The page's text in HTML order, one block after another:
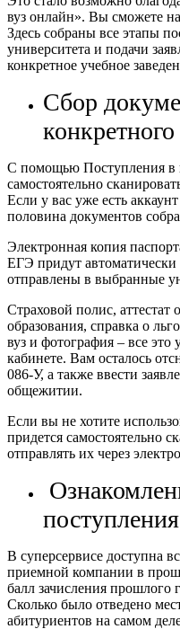
вуз онлайн». Вы сможете
Здесь собраны все этапы
университета и подачи
конкретное учебное
Сбор
конкретного
С помощью Поступления в
самостоятельно
Если у вас уже есть
половина документов
Электронная копия
ЕГЭ придут автоматически
отправлены в выбранные
Страховой полис, аттестат
образования, справка о
вуз и фотография – все
кабинете. Вам осталось
086-У, а также ввести
общежитии.
Если вы не хотите
придется самостоятельно
отправлять их через
В суперсервисе доступна
приемной компании в
балл зачисления
Сколько было отведено
абитуриентов на самом